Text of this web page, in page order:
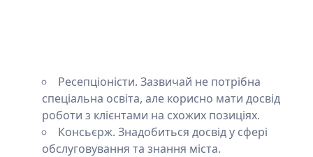
Ресепціоністи. Зазвичай не потрібна
спеціальна освіта, але корисно мати досвід
роботи з клієнтами на схожих позиціях.
Консьєрж. Знадобиться досвід у сфері
обслуговування та знання міста.